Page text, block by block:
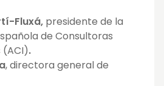
Fluxá, presidente de la
de Consultoras
(ACI).
, directora general de